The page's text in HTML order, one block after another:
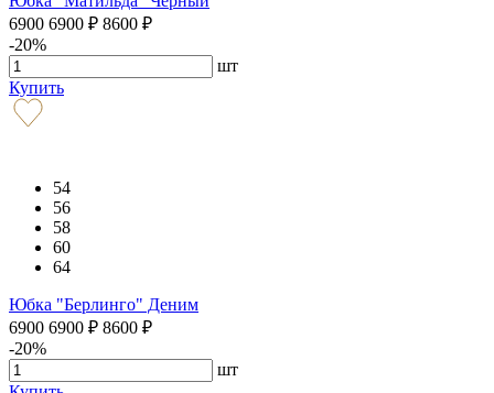
6900 6900 ₽ 8600 ₽
-20%
шт
Купить
54
56
58
60
64
Юбка "Берлинго" Деним
6900 6900 ₽ 8600 ₽
-20%
шт